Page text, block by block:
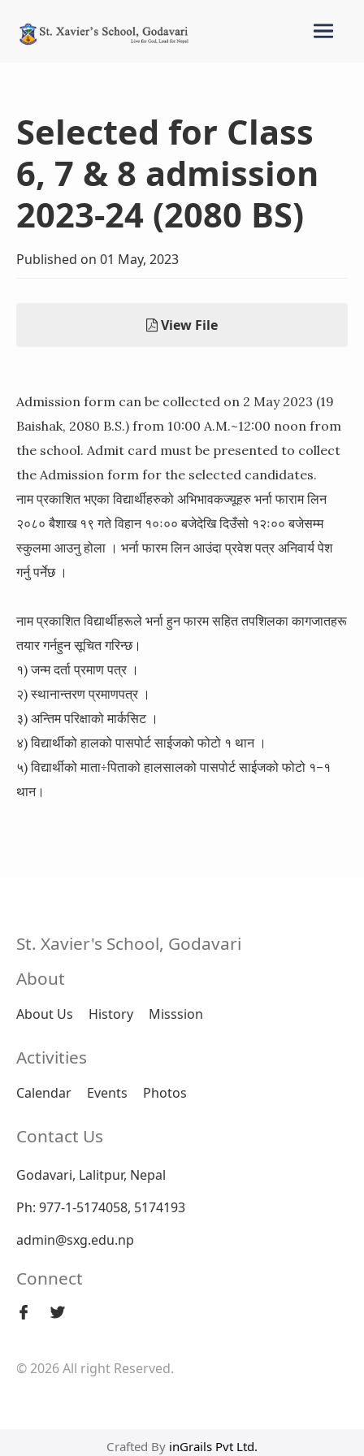
Selected for Class
6, 7 & 8 admission
2023-24 (2080 BS)
Published on 01 May, 2023
View File
Admission form can be collected on 2 May 2023 (19
Baishak, 2080 B.S.) from 10:00 A.M.~12:00 noonfrom
the school. Admit card must be presentedto collect
the Admission form for the selected candidates.
नाम प्रकाशित भएका विद्यार्थीहरुको अभिभावकज्यूहरु भर्ना फाराम लिन
२०८० बैशाख १९ गते विहान १०ः०० बजेदेखि दिउँसो १२ः०० बजेसम्म
स्कुलमा आउनु होला । भर्ना फारम लिन आउंदा प्रवेश पत्र अनिवार्य पेश
गर्नु पर्नेछ ।
नाम प्रकाशित विद्यार्थीहरूले भर्ना हुन फारम सहित तपशिलका कागजातहरू
तयार गर्नहुन सूचित गरिन्छ।
१) जन्म दर्ता प्रमाण पत्र ।
२) स्थानान्तरण प्रमाणपत्र ।
३) अन्तिम परिक्षाको मार्कसिट ।
४) विद्यार्थीको हालको पासपोर्ट साईजको फोटो १ थान ।
५) विद्यार्थीको माता÷पिताको हालसालको पासपोर्ट साईजको फोटो १–१
थान।
St. Xavier's School, Godavari
About
About Us History Misssion
Activities
Calendar Events Photos
Contact Us
Godavari, Lalitpur, Nepal
Ph: 977-1-5174058, 5174193
admin@sxg.edu.np
Connect
© 2026 All right Reserved.
Crafted By inGrails Pvt Ltd.